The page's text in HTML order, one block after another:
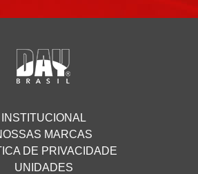
INSTITUCIONAL
MARCAS
DE PRIVACIDADE
UNIDADES